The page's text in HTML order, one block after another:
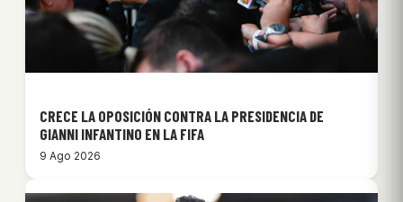
CRECE LA OPOSICIÓN CONTRA LA PRESIDENCIA DE
GIANNI INFANTINO EN LA FIFA
9 Ago 2026